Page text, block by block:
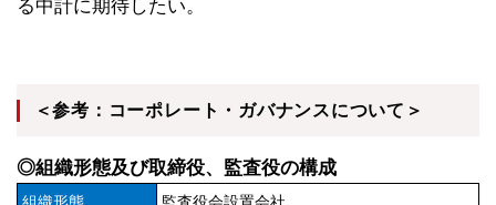
る中計に期待したい。
＜参考：コーポレート・ガバナンスについて＞
◎組織形態及び取締役、監査役の構成
組織形態
監査役会設置会社